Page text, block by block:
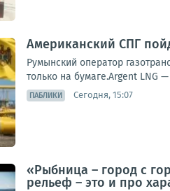
Американский СПГ
Румынский оператор
только на бумаге.Argent LNG
ПАБЛИКИ Сегодня, 15:07
«Рыбница – город с
рельеф – это и про